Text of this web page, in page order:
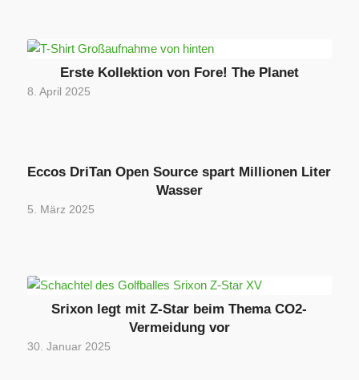
Erste Kollektion von Fore! The Planet
8. April 2025
Eccos DriTan Open Source spart Millionen Liter
Wasser
5. März 2025
Srixon legt mit Z-Star beim Thema CO2-
Vermeidung vor
30. Januar 2025